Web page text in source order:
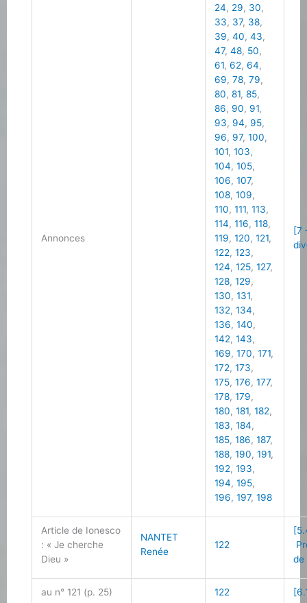
Annonces
24, 29, 30,
33, 37, 38,
39,40,43,
47,48, 50,
61,62,64,
69,78,79,
80,81,85,
86, 90, 91,
93, 94, 95,
96, 97,100,
101,103,
104,105,
106,107,
108,109,
110,111,113,
114,116,118,
119,120,121,
122,123,
124,125,127,
128,129,
130,131,
132,134,
136,140,
142,143,
169,170,171,
172,173,
175,176,177,
178,179,
180,181,182,
183,184,
185,186,187,
188,190,191,
192,193,
194,195,
196,197,198
[7
Article de Ionesco
: « Je cherche
Dieu »
NANTET
Renée
122
de
au n° 121 (p. 25) 122